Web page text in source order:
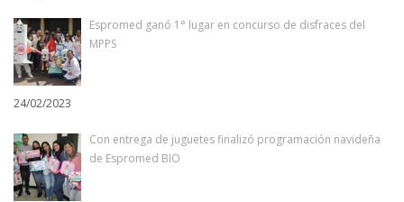
Espromed ganó 1° lugar en concurso de disfraces del
MPPS
24/02/2023
Con entrega de juguetes finalizó programación navideña
de Espromed BIO